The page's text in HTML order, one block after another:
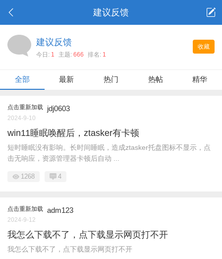
建议反馈
收藏
建议反馈
今日: 1 主题: 666 排名: 1
全部 最新 热门 热帖 精华
点击重新加载 jdj0603
2024-9-10
win11睡眠唤醒后，ztasker有卡顿
短时睡眠没有影响。长时间睡眠，造成ztasker托盘图标不显示，点
击无响应，资源管理器卡顿后自动 ...
1268 4
点击重新加载 adm123
2024-9-12
我怎么下载不了，点下载显示网页打不开
我怎么下载不了，点下载显示网页打不开